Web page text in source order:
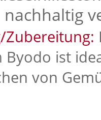
nachhaltig
Byodo ist
von